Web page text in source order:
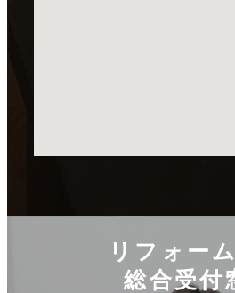
リフォー
総合受付